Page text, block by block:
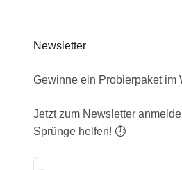
Newsletter
Gewinne ein Probierpaket im
Jetzt zum Newsletter
Sprünge helfen! ⏱️